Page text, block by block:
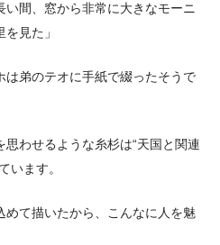
い間、窓から非常に大きなモーニ
見た」
は弟のテオに手紙で綴ったそうで
わせるような糸杉は“天国と関連
います。
て描いたから、こんなに人を魅